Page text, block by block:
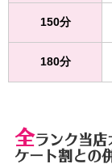
150分
180分
全ランク当店
ケート割との